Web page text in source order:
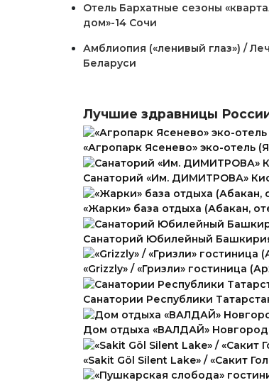
Отель Бархатные сезоны
дом»-14 Сочи
Амблиопия («ленивый глаз») /
Беларуси
Лучшие здравницы
«Агропарк Ясенево» эко-отель
Санаторий «Им. ДИМИТРОВА»
«Жарки» база отдыха (Абакан,
Санаторий Юбилейный
«Grizzly» / «Гризли» гостиница
Санатории Республики
Дом отдыха «ВАЛДАЙ»
«Sakit Göl Silent Lake» / «Сакит